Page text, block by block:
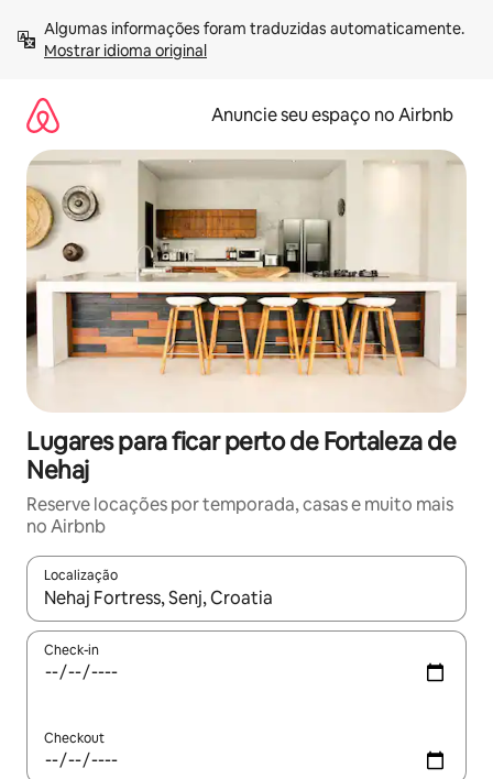
para
Mostrar idioma original
Anuncie seu espaço no Airbnb
Lugares para ficar perto de Fortaleza de
Nehaj
Reserve locações por temporada, casas e muito mais
no Airbnb
Localização
Quando os resultados estiverem disponíveis, explore-os
Check-in
Checkout